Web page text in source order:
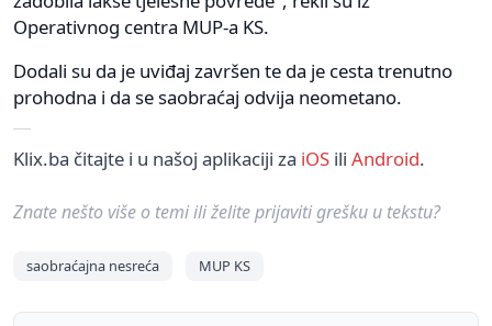
Operativnog centra MUP-a KS.
Dodali su da je uviđaj završen te da je cesta trenutno
prohodna i da se saobraćaj odvija neometano.
Klix.ba čitajte i u našoj aplikaciji za iOS ili Android.
Znate nešto više o temi ili želite prijaviti grešku u tekstu?
saobraćajna nesreća MUP KS